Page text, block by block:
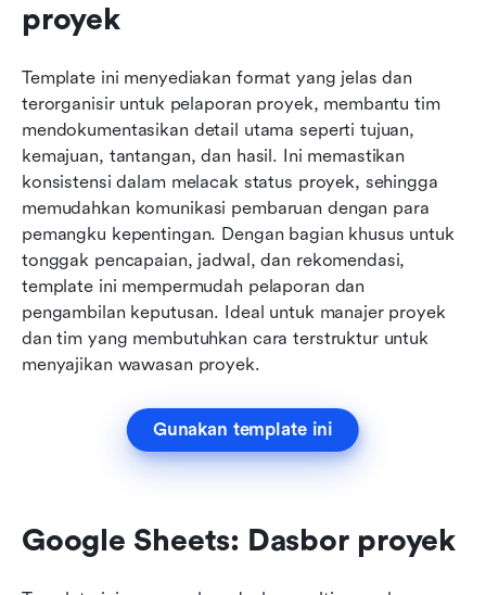
proyek
Template ini menyediakan format yang jelas dan
terorganisir untuk pelaporan proyek, membantu tim
mendokumentasikan detail utama seperti tujuan,
kemajuan, tantangan, dan hasil. Ini memastikan
konsistensi dalam melacak status proyek, sehingga
memudahkan komunikasi pembaruan dengan para
pemangku kepentingan. Dengan bagian khusus untuk
tonggak pencapaian, jadwal, dan rekomendasi,
template ini mempermudah pelaporan dan
pengambilan keputusan. Ideal untuk manajer proyek
dan tim yang membutuhkan cara terstruktur untuk
menyajikan wawasan proyek.
Gunakan template ini
Google Sheets: Dasbor proyek